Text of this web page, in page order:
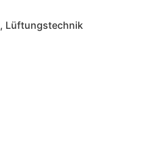
Lüftungstechnik